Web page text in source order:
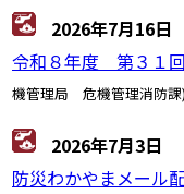
2026年7月16日
令和８年度 第３１
機管理局 危機管理消防課)
2026年7月3日
防災わかやまメール